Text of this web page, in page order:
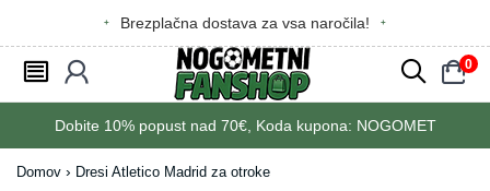
Brezplačna dostava za vsa naročila!
󰂩 󰃳 󰂨 0
󰃠
Dobite 10%popust nad 70€, Koda kupona: NOGOMET
Domov Dresi Atletico Madrid za otroke